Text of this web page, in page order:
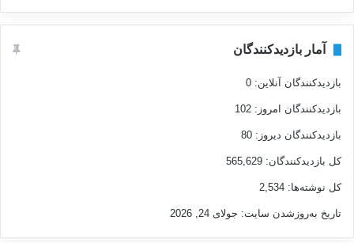
آمار بازدیدکنندگان
بازدیدکنندگان آنلاین: 0
بازدیدکنندگان امروز: 102
بازدیدکنندگان دیروز: 80
کل بازدیدکنند‌گان: 565,629
کل نوشته‌ها: 2,534
تاریخ به‌روزشدن سایت: جولای 24, 2026